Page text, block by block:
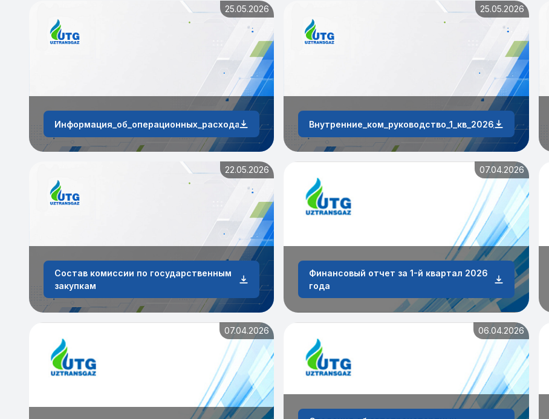
25.05.2026
Информация_об_операционных_расходах_АО_«Узтрансгаз»_за_1_квартал
25.05.2026
Внутренние_ком_руководство_1_кв_2026_г
22.05.2026
Состав комиссии по государственным
закупкам
07.04.2026
Финансовый отчет за 1-й квартал 2026
года
07.04.2026 06.04.2026